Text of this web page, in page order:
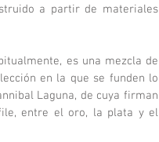
a partir de materiales
es una mezcla de
en la que se funden lo
Laguna, de cuya firman
entre el oro, la plata y el